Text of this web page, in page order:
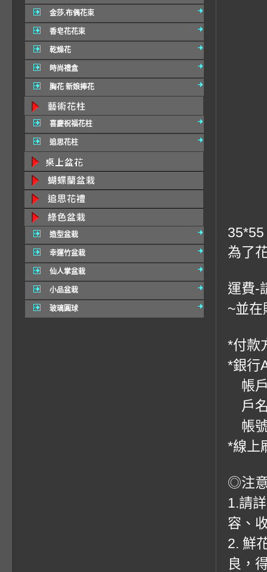
金莎.布偶花束
香皂花花束
乾燥花
時尚禮盒
胸花 新娘捧花
喜慶祝福花柱
追思花柱
造型盆栽
幸運竹盆栽
仙人掌盆栽
小品盆栽
玻璃圓球
35*55
為了
運費-
~並在
*付款
*銀行
帳戶
戶
帳
*線上
◎注
1.請
容、
2. 鮮
良，